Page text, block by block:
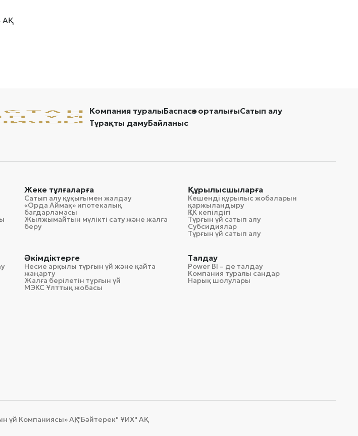
АҚ
Компания туралыБаспасөз орталығыСатып алу
Тұрақты дамуБайланыс
Жеке тұлғаларға
Сатып алу құқығымен жалдау
«Орда Аймақ» ипотекалық
бағдарламасы
Жылжымайтын мүлікті сату және жалға
беру
Құрылысшыларға
Кешенді құрылыс жобаларын
қаржыландыру
ҚТК кепілдігі
Тұрғын үй сатып алу
Субсидиялар
Тұрғын үй сатып алу
Әкімдіктерге
Несие арқылы тұрғын үй және қайта
жаңарту
Жалға берілетін тұрғын үй
МЭКС Ұлттық жобасы
Талдау
Power BI – де талдау
Компания туралы сандар
Нарық шолулары
үй Компаниясы» АҚ, "Бәйтерек" ҰИХ" АҚ​